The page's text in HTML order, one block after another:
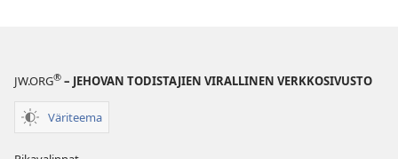
JW.ORG® – JEHOVAN TODISTAJIEN VIRALLINEN VERKKOSIVUSTO
Väriteema